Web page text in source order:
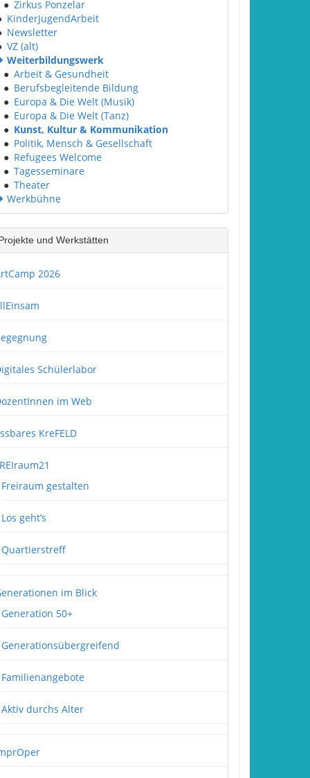
● Zirkus Ponzelar
KinderJugendArbeit
Newsletter
VZ (alt)
Weiterbildungswerk
● Arbeit & Gesundheit
● Berufsbegleitende Bildung
● Europa & Die Welt (Musik)
● Europa & Die Welt (Tanz)
● Kunst, Kultur & Kommunikation
● Politik, Mensch & Gesellschaft
● Refugees Welcome
● Tagesseminare
● Theater
Werkbühne
und Werkstätten
2026
Schülerlabor
im Web
KreFELD
Freiraum gestalten
Los geht’s
Quartierstreff
im Blick
Generation 50+
Generationsübergreifend
Familienangebote
Aktiv durchs Alter